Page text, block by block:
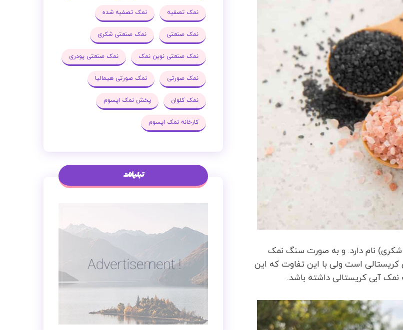
شکری) نام دارد. و به صورت سنگ نمک
است ولی با این تفاوت که این
آبی کریستالی داشته باشد.
نمک تصفیه نمک تصفیه شده
نمک صنعتی نمک صنعتی شکری
نمک صنعتی نوین نمک نمک صنعتی پودری
نمک صورتی نمک صورتی هیمالیا
نمک کلوان پخش نمک اپسوم
کارخانه نمک اپسوم
تبلیغات